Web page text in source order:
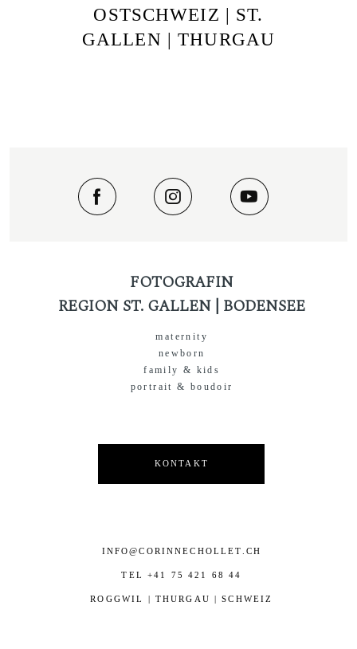
OSTSCHWEIZ | ST.
GALLEN | THURGAU
FOTOGRAFIN
REGION ST. GALLEN | BODENSEE
INFO@CORINNECHOLLET.CH
TEL +41 75 421 68 44
maternity
newborn
family & kids
portrait & boudoir
ROGGWIL | THURGAU | SCHWEIZ
KONTAKT